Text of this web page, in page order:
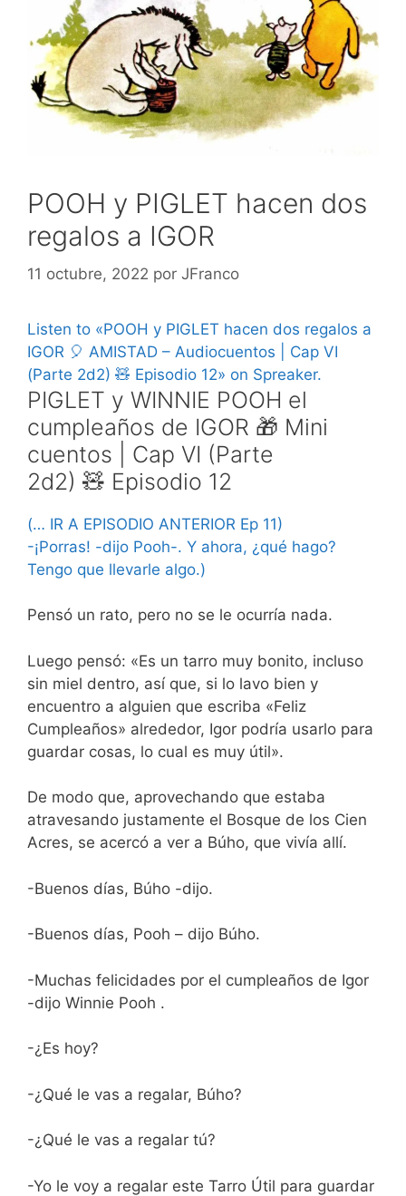
POOH y PIGLET hacen dos
regalos a IGOR
11 octubre, 2022 por JFranco
Listen to «POOH y PIGLET hacen dos regalos a
IGOR 🎈 AMISTAD – Audiocuentos | Cap VI
(Parte 2d2) 🧸 Episodio 12» on Spreaker.
PIGLET y WINNIE POOH el
cumpleaños de IGOR 🎁 Mini
cuentos | Cap VI (Parte
2d2) 🧸 Episodio 12
(… IR A EPISODIO ANTERIOR Ep 11)
-¡Porras! -dijo Pooh-. Y ahora, ¿qué hago?
Tengo que llevarle algo.)
Pensó un rato, pero no se le ocurría nada.
Luego pensó: «Es un tarro muy bonito, incluso
sin miel dentro, así que, si lo lavo bien y
encuentro a alguien que escriba «Feliz
Cumpleaños» alrededor, Igor podría usarlo para
guardar cosas, lo cual es muy útil».
De modo que, aprovechando que estaba
atravesando justamente el Bosque de los Cien
Acres, se acercó a ver a Búho, que vivía allí.
-Buenos días, Búho -dijo.
-Buenos días, Pooh – dijo Búho.
-Muchas felicidades por el cumpleaños de Igor
-dijo Winnie Pooh .
-¿Es hoy?
-¿Qué le vas a regalar, Búho?
-¿Qué le vas a regalar tú?
-Yo le voy a regalar este Tarro Útil para guardar